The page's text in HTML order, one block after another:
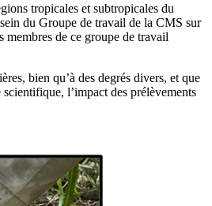
tropicales et subtropicales du
du Groupe de travail de la CMS sur
membres de ce groupe de travail
bien qu’à des degrés divers, et que
l’impact des prélèvements